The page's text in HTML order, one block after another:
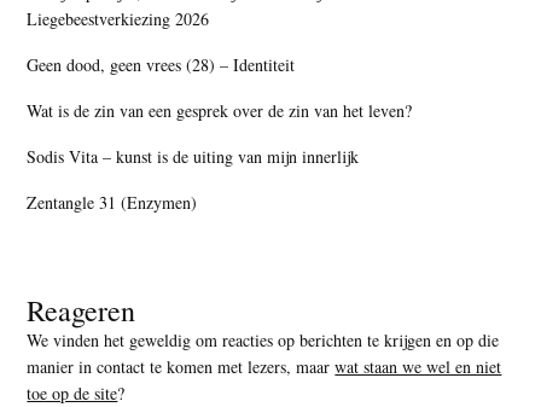
Liegebeestverkiezing 2026
Geen dood, geen vrees (28) – Identiteit
Wat is de zin van een gesprek over de zin van het leven?
Sodis Vita – kunst is de uiting van mijn innerlijk
Zentangle 31 (Enzymen)
Reageren
We vinden het geweldig om reacties op berichten te krijgen en op die
manier in contact te komen met lezers, maarwat staan we wel en niet
toe op de site?